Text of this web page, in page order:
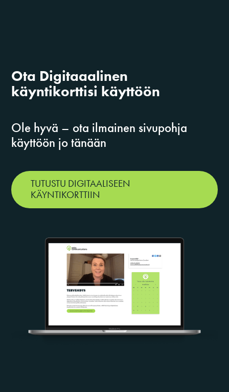
Ota Digitaaalinen
käyntikorttisi käyttöön
Ole hyvä – ota ilmainen sivupohja
käyttöön jo tänään
TUTUSTU DIGITAALISEEN
KÄYNTIKORTTIIN